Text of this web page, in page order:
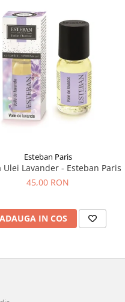
Esteban Paris
Ulei Lavander - Esteban Paris
45,00 RON
ADAUGA IN COS